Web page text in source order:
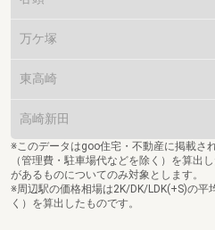
万ケ塚
東高崎
高崎新田
※このデータはgoo住宅・不動産に掲載さ
（管理費・駐車場代などを除く）を算出
があるものについてのみ対象とします。
※周辺駅の価格相場は2K/DK/LDK(+S)の
く）を算出したものです。